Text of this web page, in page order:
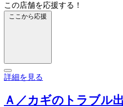
この店舗を応援する！
ここから応援
詳細を見る
Ａ／カギのトラブル